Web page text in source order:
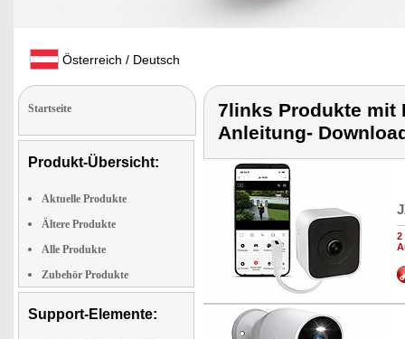
Österreich / Deutsch
Startseite
Produkt-Übersicht:
Aktuelle Produkte
Ältere Produkte
Alle Produkte
Zubehör Produkte
Support-Elemente:
7links Produkte mit
Anleitung-
2